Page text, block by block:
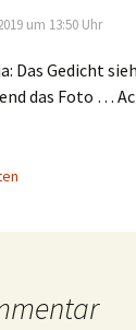
um 13:50 Uhr
Das Gedicht
das Foto …